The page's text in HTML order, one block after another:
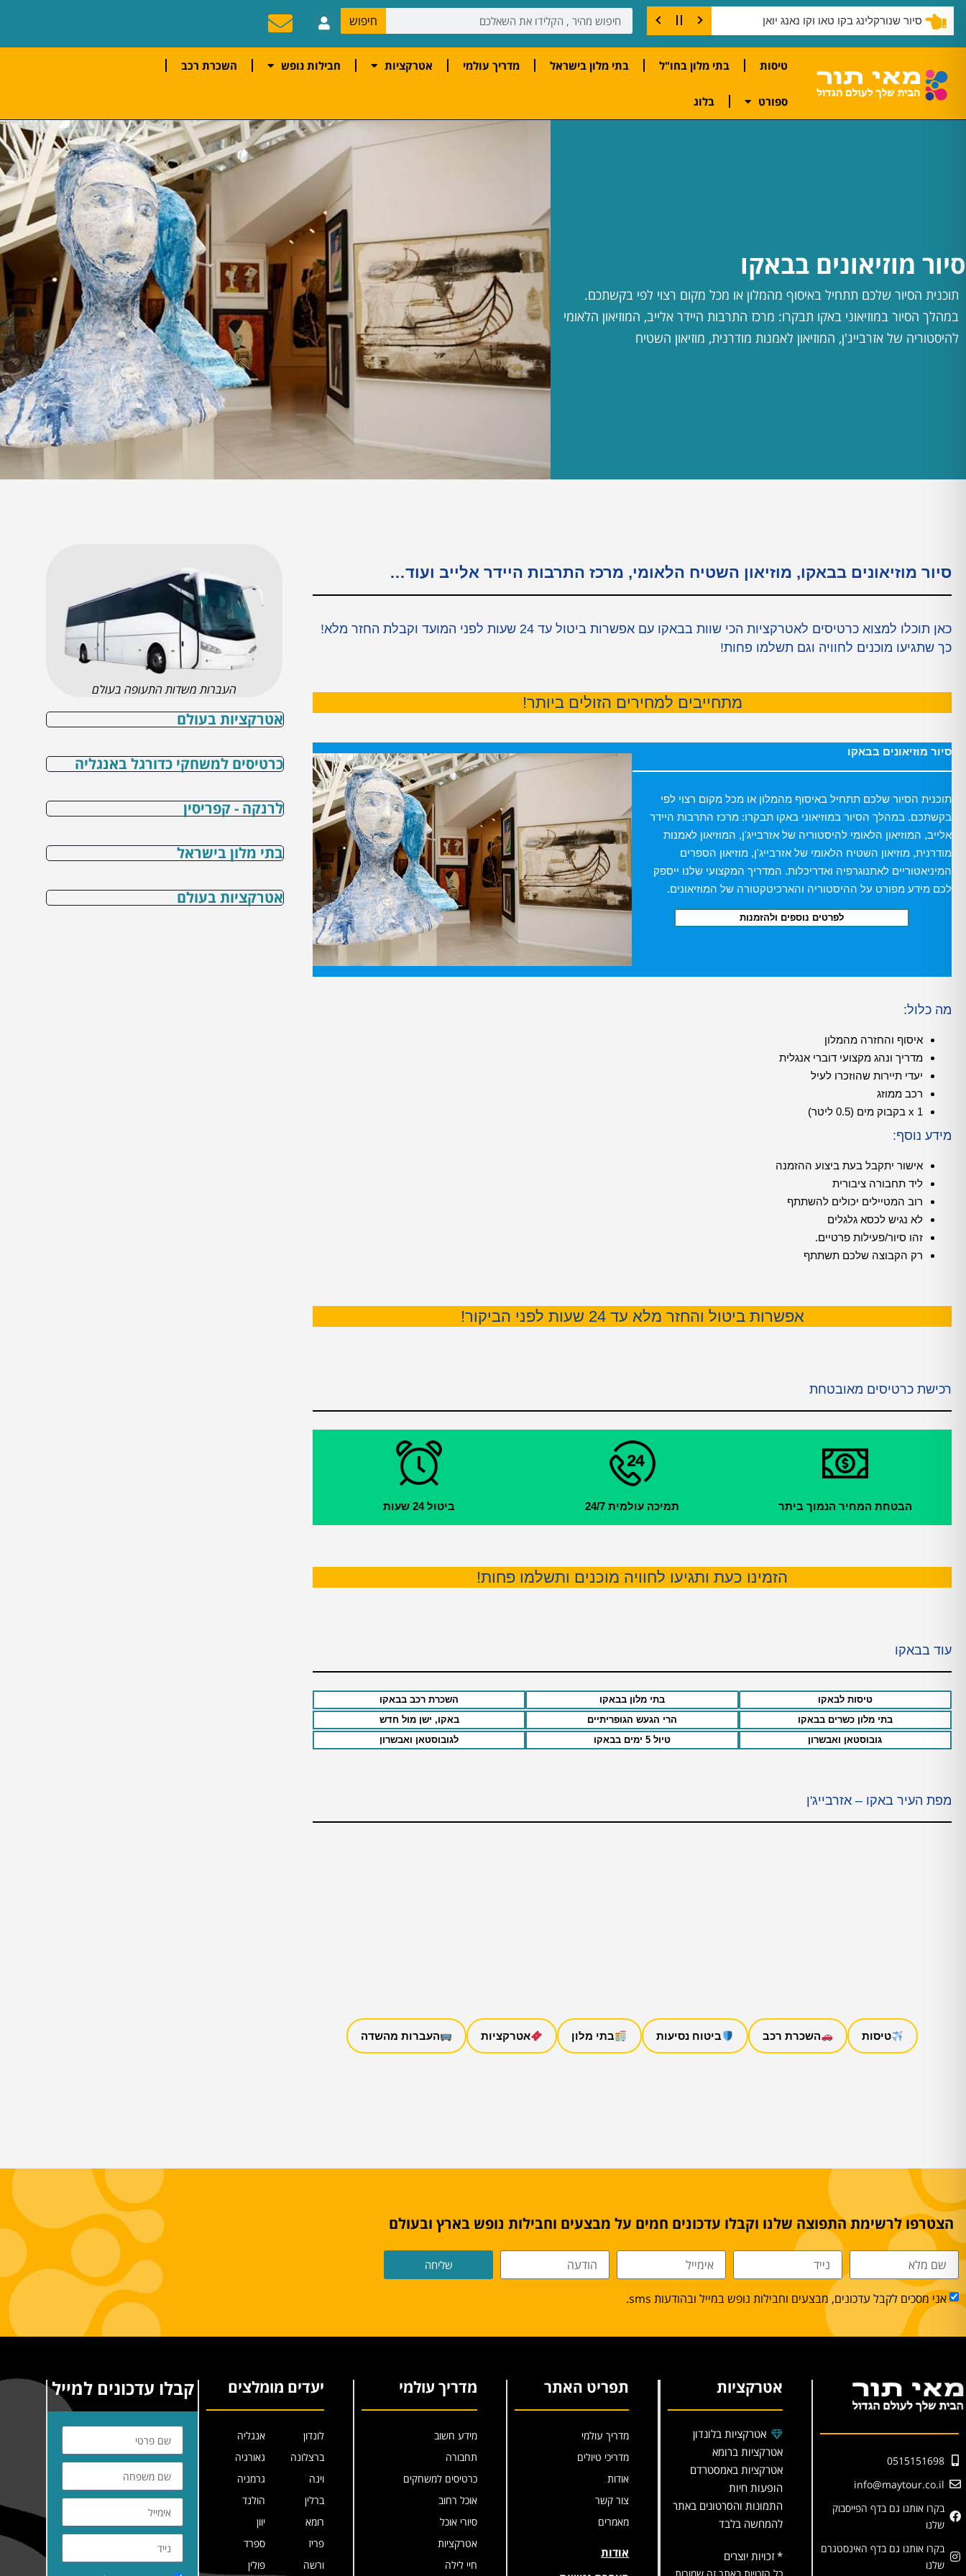
סיור שנורקלינג בקו טאו וקו נאנג יואן חיפוש
טיסות בתי מלון בחו"ל בתי מלון בישראל מדריך עולמי אטרקציות חבילות נופש השכרת רכב
ספורט בלוג
סיור מוזיאונים בבאקו
תוכנית הסיור שלכם תתחיל באיסוף מהמלון או מכל מקום רצוי לפי בקשתכם.
במהלך הסיור במוזיאוני באקו תבקרו: מרכז התרבות היידר אלייב, המוזיאון הלאומי
להיסטוריה של אזרבייג'ן, המוזיאון לאמנות מודרנית, מוזיאון השטיח
סיור מוזיאונים בבאקו, מוזיאון השטיח הלאומי, מרכז התרבות היידר אלייב ועוד…
כאן תוכלו למצוא כרטיסים לאטרקציות הכי שוות בבאקו עם אפשרות ביטול עד 24 שעות לפני המועד וקבלת החזר מלא!
כך שתגיעו מוכנים לחוויה וגם תשלמו פחות!
מתחייבים למחירים הזולים ביותר!
סיור מוזיאונים בבאקו
תוכנית הסיור שלכם תתחיל באיסוף מהמלון או מכל מקום רצוי לפי
בקשתכם. במהלך הסיור במוזיאוני באקו תבקרו: מרכז התרבות היידר
אלייב, המוזיאון הלאומי להיסטוריה של אזרבייג'ן, המוזיאון לאמנות
מודרנית, מוזיאון השטיח הלאומי של אזרבייג'ן, מוזיאון הספרים
המיניאטוריים לאתנוגרפיה ואדריכלות. המדריך המקצועי שלנו ייספק
לכם מידע מפורט על ההיסטוריה והארכיטקטורה של המוזיאונים.
לפרטים נוספים ולהזמנות
מה כלול:
איסוף והחזרה מהמלון
מדריך ונהג מקצועי דוברי אנגלית
יעדי תיירות שהוזכרו לעיל
רכב ממוזג
1 x בקבוק מים (0.5 ליטר)
מידע נוסף:
אישור יתקבל בעת ביצוע ההזמנה
ליד תחבורה ציבורית
רוב המטיילים יכולים להשתתף
לא נגיש לכסא גלגלים
זהו סיור/פעילות פרטיים.
רק הקבוצה שלכם תשתתף
אפשרות ביטול והחזר מלא עד 24 שעות לפני הביקור!
רכישת כרטיסים מאובטחת
הבטחת המחיר הנמוך ביתר תמיכה עולמית 24/7 ביטול 24 שעות
הזמינו כעת ותגיעו לחוויה מוכנים ותשלמו פחות!
עוד בבאקו
טיסות לבאקו בתי מלון בבאקו
השכרת רכב בבאקו
בתי מלון כשרים בבאקו
הרי הגעש הגופריתיים
באקו, ישן מול חדש
גובוסטאן ואבשרון
טיול 5 ימים בבאקו לגובוסטאן ואבשרון
מפת העיר באקו – אזרבייג'ן
טיסות השכרת רכב ביטוח נסיעות בתי מלון אטרקציות העברות מהשדה
העברות משדות התעופה בעולם
אטרקציות בעולם
כרטיסים למשחקי כדורגל באנגליה
לרנקה - קפריסין
בתי מלון בישראל
אטרקציות בעולם
הצטרפו לרשימת התפוצה שלנו וקבלו עדכונים חמים על מבצעים וחבילות נופש בארץ ובעולם
אני מסכים לקבל עדכונים, מבצעים וחבילות נופש במייל ובהודעות sms.
שליחה
0515151698
info@maytour.co.il
בקרו אותנו גם בדף הפייסבוק
שלנו
בקרו אותנו גם בדף האינסטגרם
שלנו
אטרקציות
אטרקציות בלונדון
אטרקציות ברומא
אטרקציות באמסטרדם
הופעות חיות
התמונות והסרטונים באתר
להמחשה בלבד
* זכויות יוצרים
תפריט האתר
מדריך עולמי
מדריכי טיולים
אודות
צור קשר
מאמרים
אודות
מדריך עולמי
מידע חשוב
תחבורה
כרטיסים למשחקים
אוכל רחוב
סיורי אוכל
אטרקציות
חיי לילה
יעדים מומלצים
לונדון
ברצלונה
וינה
ברלין
רומא
פריז
ורשה
אנגליה
גאורגיה
גרמניה
הולנד
יוון
ספרד
פולין
קבלו עדכונים למייל